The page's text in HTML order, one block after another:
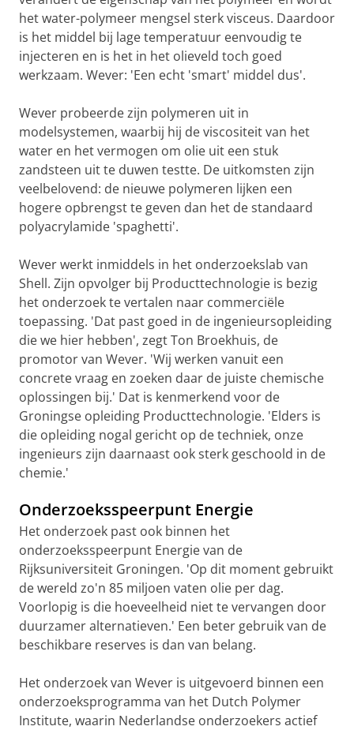
het water-polymeer mengsel sterk visceus. Daardoor
is het middel bij lage temperatuur eenvoudig te
injecteren en is het in het olieveld toch goed
werkzaam. Wever: 'Een echt 'smart' middel dus'.
Wever probeerde zijn polymeren uit in
modelsystemen, waarbij hij de viscositeit van het
water en het vermogen om olie uit een stuk
zandsteen uit te duwen testte. De uitkomsten zijn
veelbelovend: de nieuwe polymeren lijken een
hogere opbrengst te geven dan het de standaard
polyacrylamide 'spaghetti'.
Wever werkt inmiddels in het onderzoekslab van
Shell. Zijn opvolger bij Producttechnologie is bezig
het onderzoek te vertalen naar commerciële
toepassing. 'Dat past goed in de ingenieursopleiding
die we hier hebben', zegt Ton Broekhuis, de
promotor van Wever. 'Wij werken vanuit een
concrete vraag en zoeken daar de juiste chemische
oplossingen bij.' Dat is kenmerkend voor de
Groningse opleiding Producttechnologie. 'Elders is
die opleiding nogal gericht op de techniek, onze
ingenieurs zijn daarnaast ook sterk geschoold in de
chemie.'
Onderzoeksspeerpunt Energie
Het onderzoek past ook binnen het
onderzoeksspeerpunt Energie van de
Rijksuniversiteit Groningen. 'Op dit moment gebruikt
de wereld zo'n 85 miljoen vaten olie per dag.
Voorlopig is die hoeveelheid niet te vervangen door
duurzamer alternatieven.' Een beter gebruik van de
beschikbare reserves is dan van belang.
Het onderzoek van Wever is uitgevoerd binnen een
onderzoeksprogramma van het Dutch Polymer
Institute, waarin Nederlandse onderzoekers actief